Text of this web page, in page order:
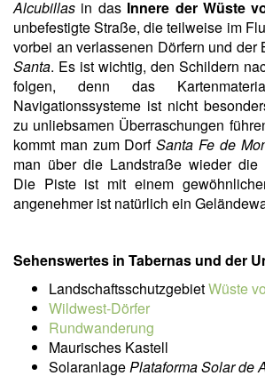
Alcubillas in das Innere der Wüste
unbefestigte Straße, die teilweise im
vorbei an verlassenen Dörfern und der
Santa. Es ist wichtig, den Schildern
folgen, denn das
Navigationssysteme ist nicht
zu unliebsamen Überraschungen
kommt man zum DorfSanta Fe de
man über die Landstraße wieder die
Die Piste ist mit einem
angenehmer ist natürlich ein
Sehenswertes in Tabernas und der
LandschaftsschutzgebietWüste
Wildwest-Dörfer
Rundwanderung
Maurisches Kastell
SolaranlagePlataforma Solar de